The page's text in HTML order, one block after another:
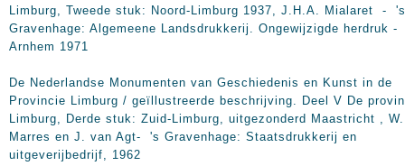
Limburg, Tweede stuk: Noord-Limburg 1937, J.H.A. Mialaret - 's
Gravenhage: Algemeene Landsdrukkerij. Ongewijzigde herdruk -
Arnhem 1971
De Nederlandse Monumenten van Geschiedenis en Kunst in de
Provincie Limburg / geïllustreerde beschrijving. Deel V De
Limburg, Derde stuk: Zuid-Limburg, uitgezonderd Maastricht , W.
Marres en J. van Agt- 's Gravenhage: Staatsdrukkerij en
uitgeverijbedrijf, 1962